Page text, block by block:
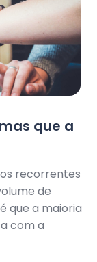
que a
recorrentes
de
que a maioria
com a